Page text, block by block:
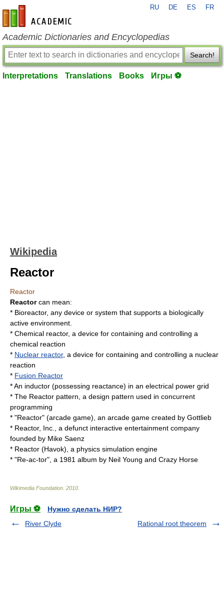
en-academic.com
RU DE ES FR
Academic Dictionaries and Encyclopedias
Search!
Interpretations Translations Books Игры ⚽
Wikipedia
Reactor
Reactor
Reactorcan mean:
* Bioreactor, any device or system that supports a biologically
active environment.
* Chemical reactor, a device for containing and controlling a
chemical reaction
* Nuclear reactor, a device for containing and controlling a nuclear
reaction
* Fusion Reactor
* An inductor (possessing reactance) in an electrical power grid
* The Reactor pattern , a design pattern used in concurrent
programming
* "Reactor" (arcade game), an arcade game created by Gottlieb
* Reactor, Inc., a defunct interactive entertainment company
founded by Mike Saenz
* Reactor (Havok) , a physics simulation engine
* "Re-ac-tor", a 1981 album by Neil Young and Crazy Horse
Wikimedia Foundation 2010
Игры ⚽
Нужно сделать НИР?
River Clyde
Rational root theorem